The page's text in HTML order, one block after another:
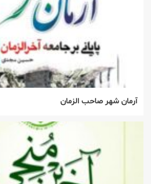
آرمان شهر صاحب الزمان